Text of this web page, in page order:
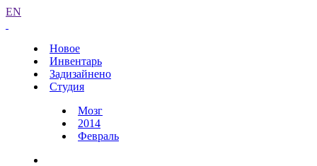
EN
Новое
Инвентарь
Задизайнено
Студия
Мозг
2014
Февраль